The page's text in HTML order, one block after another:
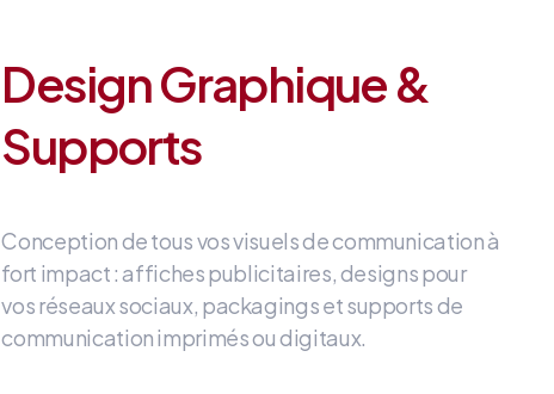
Design Graphique &
Supports
Conception de tous vos visuels de communication à
fort impact: affiches publicitaires, designs pour
vos réseaux sociaux, packagings et supports de
communication imprimés ou digitaux.